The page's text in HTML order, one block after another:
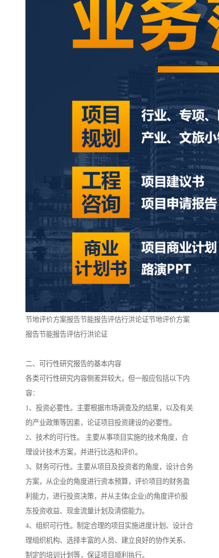
节地评价方案报告节能报告评估行洪论证节地评价方案
报告节能报告评估行洪论证
二、可行性研究报告的基本内容
各类可行性研究内容侧差异较大，但一般应包括以下内
容：
1、投资必要性。主要根据市场调查及的结果，以及有关
的产业政策等因素，论证项目投资建设的必要性。
2、技术的可行性。 主要从事项目实施的技术角度，合
理设计技术方案，并进行比选和评价。
3、财务可行性。主要从项目及投资者的角度，设计合务
方案，从企业的角度进行资本预算，评价项目的财务盈
利能力，进行投资决策，并从主体(企业)的角度评价股
东投资收益、现金流量计划及清偿能力。
4、组织可行性。制定合理的项目实施进度计划、设计合
理组织机构、选择丰富的人员、建立良好的协作关系、
制定的培训计划等，保证项目顺利执行。